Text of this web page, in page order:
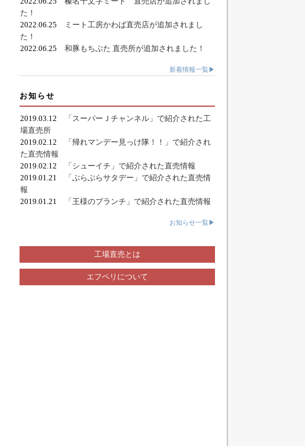
た！
2022.06.25
ミート工房かわば直売店が追加されまし
た！
2022.06.25 和豚もちぶた 直売所が追加されました！
新着情報一覧▶
お知らせ
2019.03.12
「スーパーＪチャンネル」で紹介された工
場直売所
2019.02.12
「帰れマンデー見っけ隊！！」で紹介され
た直売情報
2019.02.12
「シューイチ」で紹介された直売情報
2019.01.21
「ぶらぶらサタデー」で紹介された直売情
報
2019.01.21
「王様のブランチ」で紹介された直売情報
お知らせ一覧▶
工場直売とは
エフペリについて